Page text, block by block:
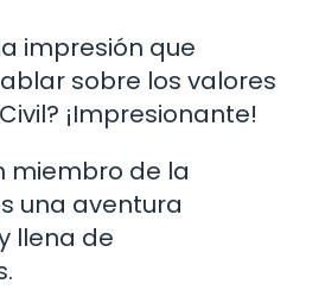
impresión que
sobre los valores
¡Impresionante!
miembro de la
una aventura
llena de